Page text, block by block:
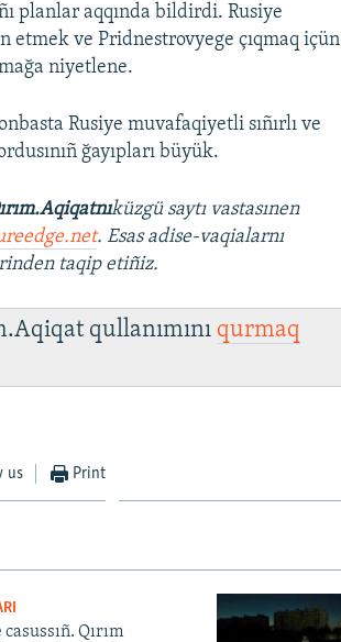
planlar aqqında bildirdi. Rusiye
etmek ve Pridnestrovyege çıqmaq içün
niyetlene.
Rusiye muvafaqiyetli sıñırlı ve
ğayıpları büyük.
küzgü saytı vastasınen
. Esas adise-vaqialarnı
taqip etiñiz.
qullanımını qurmaq
us Print
Qırım